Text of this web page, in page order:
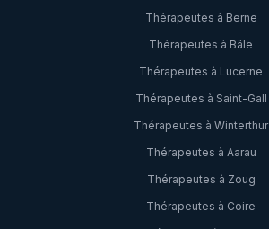
Thérapeutes à Berne
Thérapeutes à Bâle
Thérapeutes à Lucerne
Thérapeutes à Saint-Gall
Thérapeutes à Winterthur
Thérapeutes à Aarau
Thérapeutes à Zoug
Thérapeutes à Coire